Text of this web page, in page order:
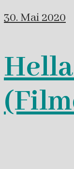
30. Mai 2020